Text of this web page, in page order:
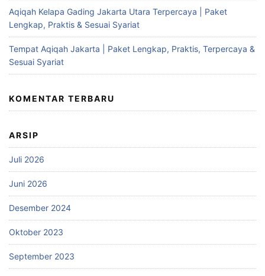
Aqiqah Kelapa Gading Jakarta Utara Terpercaya | Paket
Lengkap, Praktis & Sesuai Syariat
Tempat Aqiqah Jakarta | Paket Lengkap, Praktis, Terpercaya &
Sesuai Syariat
KOMENTAR TERBARU
ARSIP
Juli 2026
Juni 2026
Desember 2024
Oktober 2023
September 2023